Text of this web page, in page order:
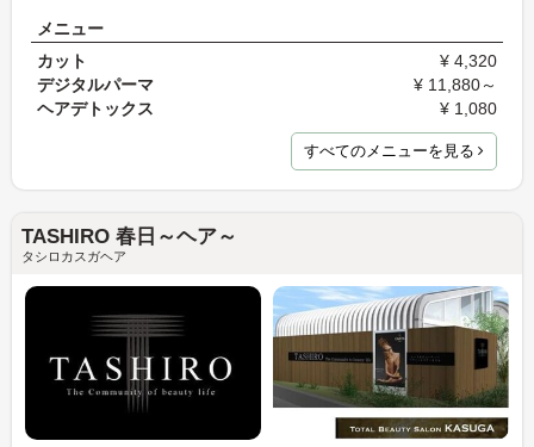
メニュー
カット
¥ 4,320
デジタルパーマ
¥ 11,880～
ヘアデトックス
¥ 1,080
すべてのメニューを見る
TASHIRO 春日～ヘア～
タシロカスガヘア